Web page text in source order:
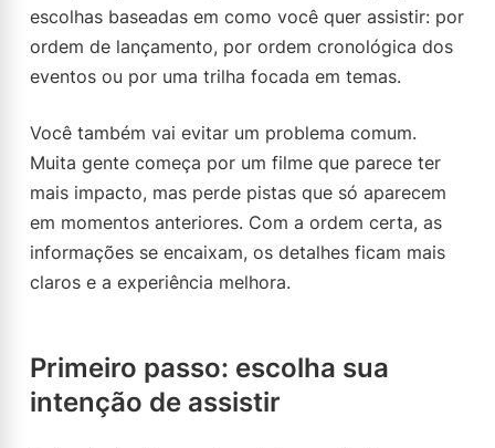
escolhas baseadas em como você quer assistir: por
ordem de lançamento, por ordem cronológica dos
eventos ou por uma trilha focada em temas.
Você também vai evitar um problema comum.
Muita gente começa por um filme que parece ter
mais impacto, mas perde pistas que só aparecem
em momentos anteriores. Com a ordem certa, as
informações se encaixam, os detalhes ficam mais
claros e a experiência melhora.
Primeiro passo: escolha sua
intenção de assistir